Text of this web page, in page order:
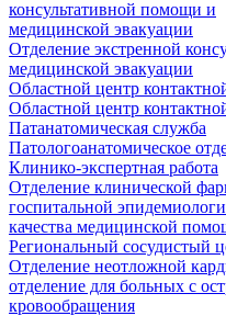
консультативной помощи и
медицинской эвакуации
Отделение экстренной
медицинской эвакуации
Областной центр
Областной центр
Патанатомическая служба
Патологоанатомическое
Клинико-экспертная работа
Отделение клинической
госпитальной
качества медицинской
Региональный сосудистый
Отделение неотложной
отделение для больных с
кровообращения